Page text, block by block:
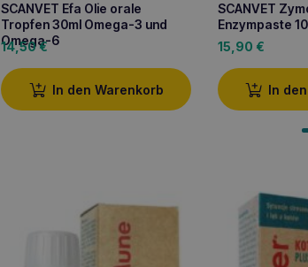
SCANVET Efa Olie orale
Tropfen 30ml Omega-3 und
Omega-6
14,50€
In den Warenkorb
SCANVET
Enzympaste
15,90 €
In